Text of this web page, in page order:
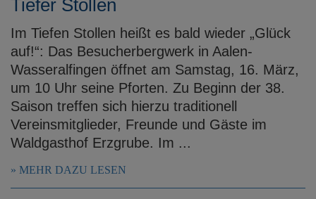
Tiefer Stollen
Im Tiefen Stollen heißt es bald wieder „Glück
auf!“: Das Besucherbergwerk in Aalen-
Wasseralfingen öffnet am Samstag, 16. März,
um 10 Uhr seine Pforten. Zu Beginn der 38.
Saison treffen sich hierzu traditionell
Vereinsmitglieder, Freunde und Gäste im
Waldgasthof Erzgrube. Im ...
MEHR DAZU LESEN